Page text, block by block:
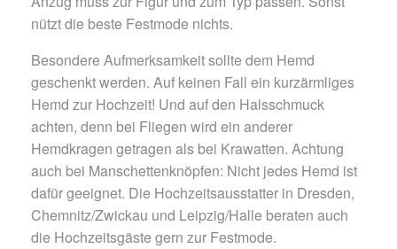
nützt die beste Festmode nichts.
Besondere Aufmerksamkeit sollte dem Hemd
geschenkt werden. Auf keinen Fall ein kurzärmliges
Hemd zur Hochzeit! Und auf den Halsschmuck
achten, denn bei Fliegen wird ein anderer
Hemdkragen getragen als bei Krawatten. Achtung
auch bei Manschettenknöpfen: Nicht jedes Hemd ist
dafür geeignet. Die Hochzeitsausstatter in Dresden,
Chemnitz/Zwickau und Leipzig/Halle beraten auch
die Hochzeitsgäste gern zur Festmode.